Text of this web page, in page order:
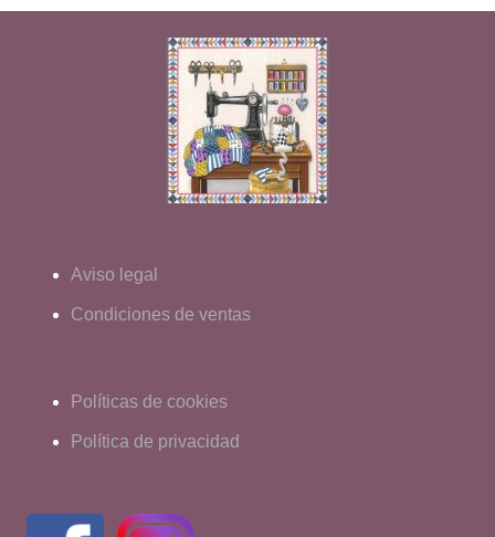
Aviso legal
Condiciones de ventas
Políticas de cookies
Política de privacidad